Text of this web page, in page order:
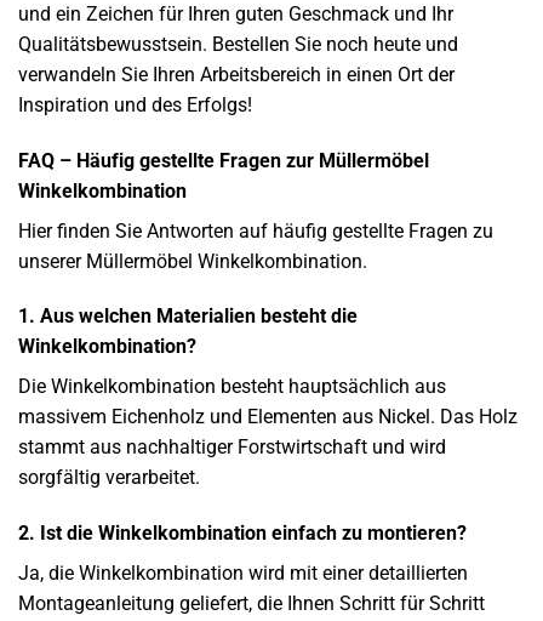
und ein Zeichen für Ihren guten Geschmack und Ihr
Qualitätsbewusstsein. Bestellen Sie noch heute und
verwandeln Sie Ihren Arbeitsbereich in einen Ort der
Inspiration und des Erfolgs!
FAQ – Häufig gestellte Fragen zur Müllermöbel
Winkelkombination
Hier finden Sie Antworten auf häufig gestellte Fragen zu
unserer Müllermöbel Winkelkombination.
1. Aus welchen Materialien besteht die
Winkelkombination?
Die Winkelkombination besteht hauptsächlich aus
massivem Eichenholz und Elementen aus Nickel. Das Holz
stammt aus nachhaltiger Forstwirtschaft und wird
sorgfältig verarbeitet.
2. Ist die Winkelkombination einfach zu montieren?
Ja, die Winkelkombination wird mit einer detaillierten
Montageanleitung geliefert, die Ihnen Schritt für Schritt